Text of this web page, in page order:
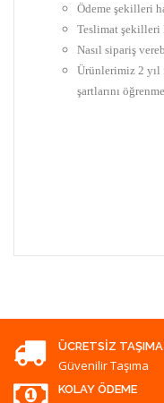
Ödeme şekilleri
Teslimat
Nasıl sipariş
Ürünlerimiz 2 yıl
şartlarını
ÜCRETSIZ TAŞIMA
Güvenilir Taşıma
KOLAY ÖDEME